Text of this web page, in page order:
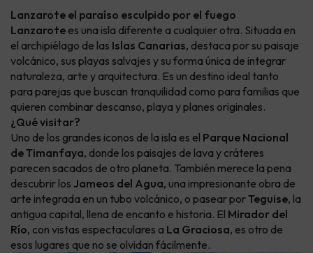
Lanzarote el paraíso esculpido por el fuego
Lanzarote es una isla diferente a cualquier otra. Situada en
el archipiélago de las Islas Canarias, destaca por su paisaje
volcánico, sus playas salvajes y su forma única de integrar
naturaleza, arte y arquitectura. Es un destino ideal tanto
para parejas que buscan tranquilidad como para familias que
quieren combinar descanso, playa y planes originales.
¿Qué visitar?
Uno de los grandes iconos de la isla es el Parque Nacional
de Timanfaya, donde los paisajes de lava y cráteres
parecen sacados de otro planeta. También merece la pena
descubrir los Jameos del Agua, una impresionante obra de
arte integrada en un tubo volcánico, o pasear porTeguise, la
antigua capital, llena de encanto e historia. El Mirador del
Río, con vistas espectaculares a La Graciosa, es otro de
esos lugares que no se olvidan fácilmente.